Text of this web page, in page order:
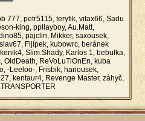
777, petr5115, teryfik, vitax66, Sadu
king, ppllayboy, Au.Matt,
pajclin, Mikker, saxousek,
Fijípek, kubowrc, beránek
Slim.Shady, Karlos 1, bebulka,
OldDeath, ReVoLuTiOnEn, kuba
-Leeloo-, Frisbik, hanousek,
kentaur4, Revenge Master, záhyč,